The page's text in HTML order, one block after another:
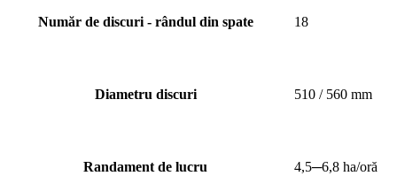
Număr de discuri - rândul din spate 18
Diametru discuri 510 / 560 mm
Randament de lucru 4,5─6,8 ha/oră